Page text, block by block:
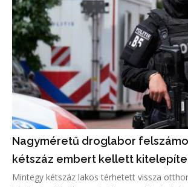
Nagyméretű droglabor
kétszáz embert kellett
Mintegy kétszáz lakos térhetett vissza